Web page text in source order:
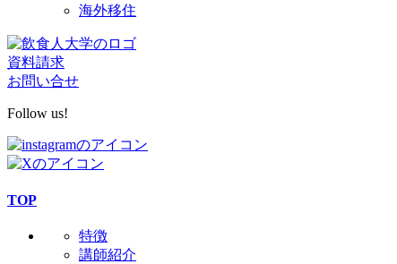
海外移住
資料請求
お問い合せ
Follow us!
TOP
特徴
講師紹介